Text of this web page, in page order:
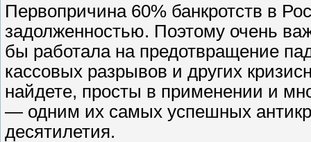
Первопричина 60% банкротств в
задолженностью. Поэтому очень
бы работала на предотвращение
кассовых разрывов и других
найдете, просты в применении и
— одним их самых успешных
десятилетия.